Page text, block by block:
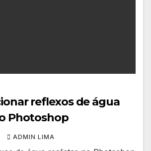
reflexos de água
Photoshop
ADMIN LIMA